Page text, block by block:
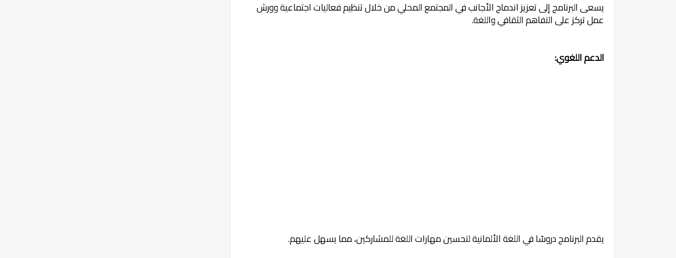
يسعى البرنامج إلى تعزيز اندماج الأجانب في المجتمع المحلي من خلال تنظيم فعاليات اجتماعية وورش
عمل تركز على التفاهم الثقافي واللغة.
الدعم اللغوي:
يقدم البرنامج دروسًا في اللغة الألمانية لتحسين مهارات اللغة للمشاركين، مما يسهل عليهم.